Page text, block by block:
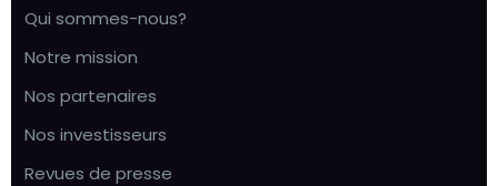
Qui sommes-nous?
Notre mission
Nos partenaires
Nos investisseurs
Revues de presse